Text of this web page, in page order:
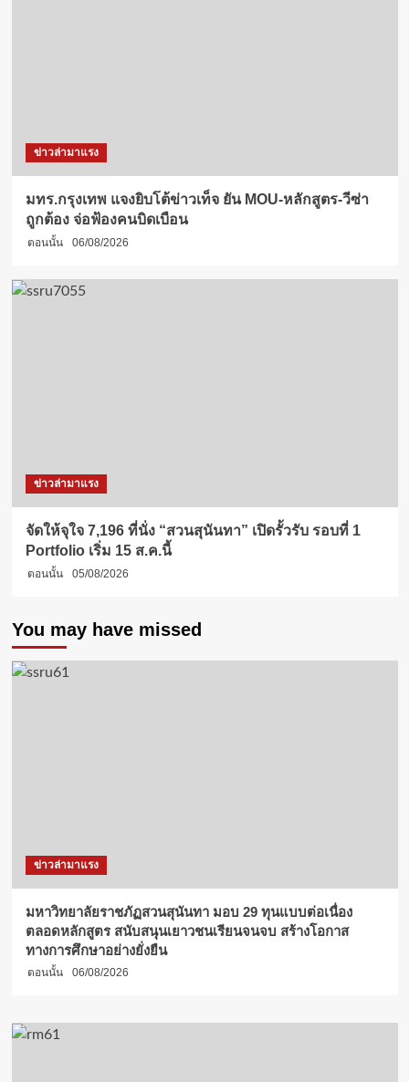
ข่าวล่ามาแรง
มทร.กรุงเทพ แจงยิบโต้ข่าวเท็จ ยัน MOU-หลักสูตร-วีซ่า
ถูกต้อง จ่อฟ้องคนบิดเบือน
ตอนนั้น 06/08/2026
ข่าวล่ามาแรง
จัดให้จุใจ 7,196 ที่นั่ง “สวนสุนันทา” เปิดรั้วรับ รอบที่ 1
Portfolio เริ่ม 15 ส.ค.นี้
ตอนนั้น 05/08/2026
You may have missed
ข่าวล่ามาแรง
มหาวิทยาลัยราชภัฏสวนสุนันทา มอบ 29 ทุนแบบต่อเนื่อง
ตลอดหลักสูตร สนับสนุนเยาวชนเรียนจนจบ สร้างโอกาส
ทางการศึกษาอย่างยั่งยืน
ตอนนั้น 06/08/2026